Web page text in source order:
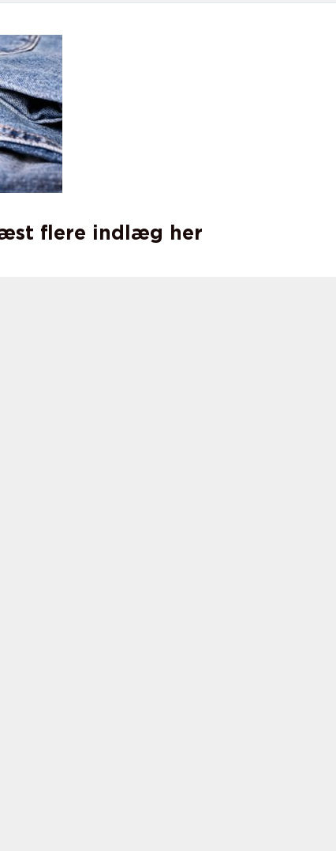
flere indlæg her